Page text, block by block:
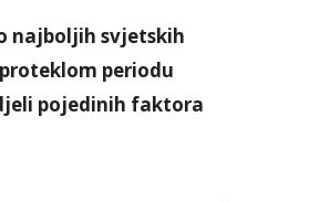
najboljih svjetskih
periodu
pojedinih faktora